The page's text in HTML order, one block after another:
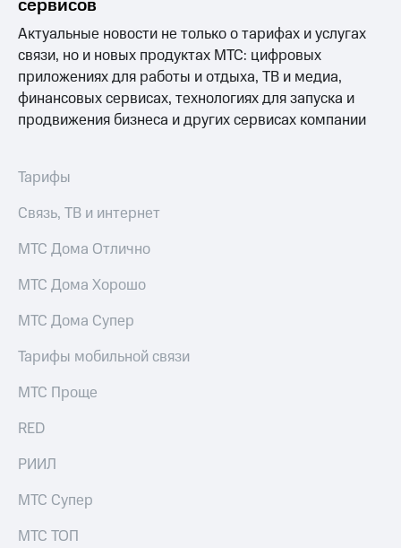
Актуальные новости не только о тарифах и услугах
связи, но и новых продуктах МТС: цифровых
приложениях для работы и отдыха, ТВ и медиа,
финансовых сервисах, технологиях для запуска и
продвижения бизнеса и других сервисах компании
Тарифы
Связь, ТВ и интернет
МТС Дома Отлично
МТС Дома Хорошо
МТС Дома Супер
Тарифы мобильной связи
МТС Проще
RED
РИИЛ
МТС Супер
МТС ТОП